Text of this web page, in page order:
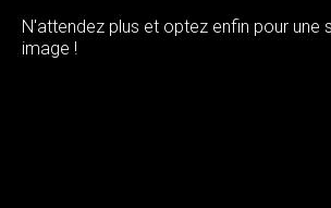
N'attendez plus et optez enfin pour une
image !